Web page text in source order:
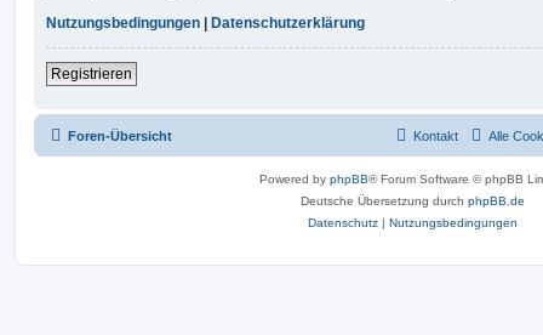
Nutzungsbedingungen
Datenschutzerklärung
Registrieren
Foren-Übersicht Alle
Kontakt
Powered by phpBB® Forum Software © phpBB
Deutsche Übersetzung durch phpBB.de
Datenschutz | Nutzungsbedingungen